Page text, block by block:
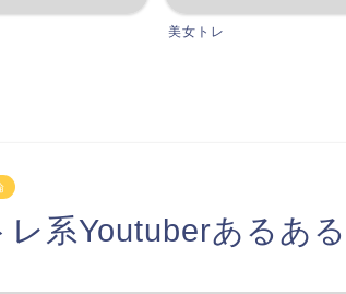
美女トレ
レ系Youtuberあるある